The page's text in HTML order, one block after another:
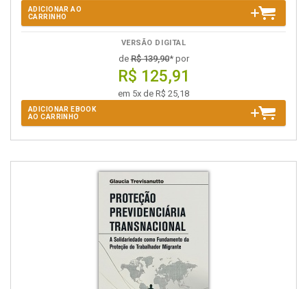
ADICIONAR AO
CARRINHO
VERSÃO DIGITAL
deR$ 139,90* por
R$ 125,91
em 5x de R$ 25,18
ADICIONAR EBOOK
AO CARRINHO